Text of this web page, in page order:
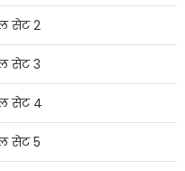
सेट 2
सेट 3
सेट 4
सेट 5